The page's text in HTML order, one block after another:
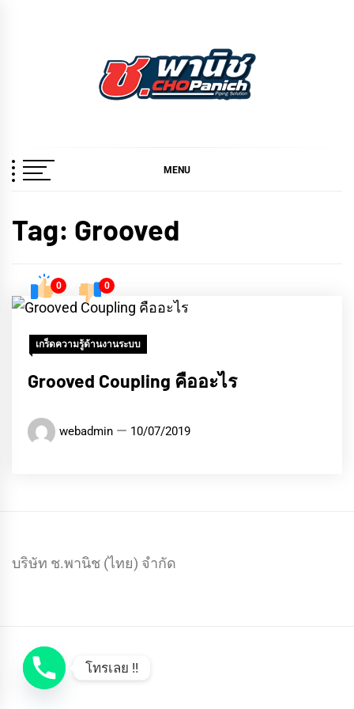
CHOPANICH
MENU
Tag: Grooved
0 0
เกร็ดความรู้ด้านงานระบบ
Grooved Coupling คืออะไร
webadmin 10/07/2019
บริษัท ช.พานิช (ไทย) จำกัด
โทรเลย !!